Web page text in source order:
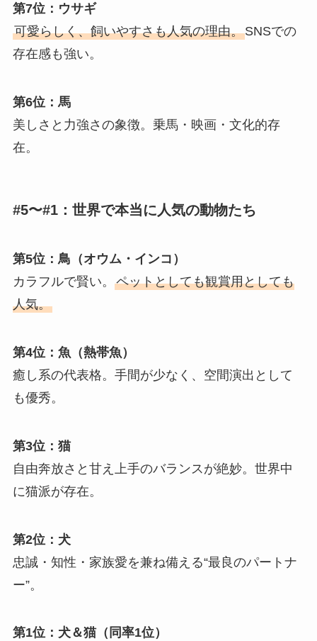
第7位：ウサギ
可愛らしく、飼いやすさも人気の理由。SNSでの
存在感も強い。
第6位：馬
美しさと力強さの象徴。乗馬・映画・文化的存
在。
#5〜#1：世界で本当に人気の動物たち
第5位：鳥（オウム・インコ）
カラフルで賢い。 ペットとしても観賞用としても
人気。
第4位：魚（熱帯魚）
癒し系の代表格。手間が少なく、空間演出として
も優秀。
第3位：猫
自由奔放さと甘え上手のバランスが絶妙。世界中
に猫派が存在。
第2位：犬
忠誠・知性・家族愛を兼ね備える“最良のパートナ
ー”。
第1位：犬＆猫（同率1位）